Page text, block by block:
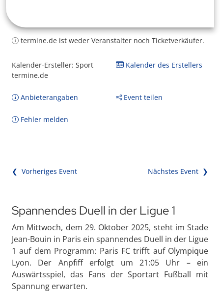
termine.de ist weder Veranstalter noch Ticketverkäufer.
Kalender-Ersteller: Sport
termine.de
Kalender des Erstellers
Anbieterangaben Event teilen
Fehler melden
❮ Vorheriges Event Nächstes Event ❯
Spannendes Duell in der Ligue 1
Am Mittwoch, dem 29. Oktober 2025, steht im Stade
Jean-Bouin in Paris ein spannendes Duell in der Ligue
1 auf dem Programm: Paris FC trifft auf Olympique
Lyon. Der Anpfiff erfolgt um 21:05 Uhr – ein
Auswärtsspiel, das Fans der Sportart Fußball mit
Spannung erwarten.